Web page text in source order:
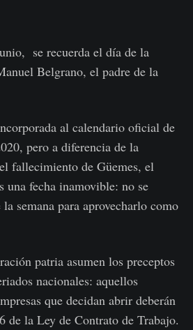
se recuerda el día de la
Belgrano, el padre de la
al calendario oficial de
pero a diferencia de la
fallecimiento de Güemes, el
una fecha inamovible: no se
semana para aprovecharlo como
patria asumen los preceptos
nacionales: aquellos
que decidan abrir deberán
de la Ley de Contrato de Trabajo.